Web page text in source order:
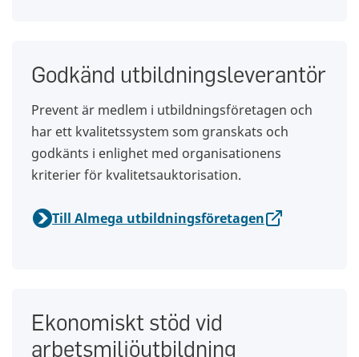
Godkänd utbildningsleverantör
Prevent är medlem i utbildningsföretagen och
har ett kvalitetssystem som granskats och
godkänts i enlighet med organisationens
kriterier för kvalitetsauktorisation.
Till Almega utbildningsföretagen
Ekonomiskt stöd vid
arbetsmiljöutbildning